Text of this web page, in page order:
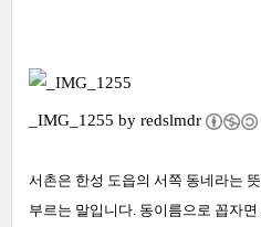
_IMG_1255 by redslmdr
서촌은 한성 도읍의 서쪽 동네라는
부르는 말입니다. 동이름으로 꼽자